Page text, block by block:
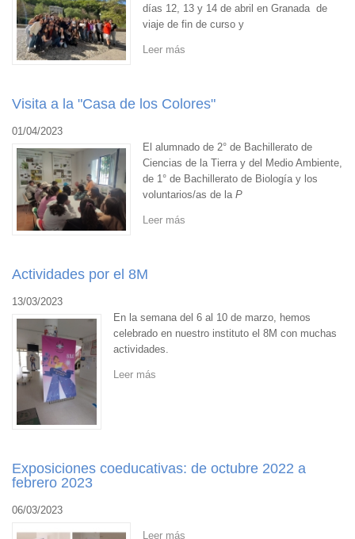
días 12, 13 y 14 de abril en Granada de
viaje de fin de curso y
Leer más
Visita a la "Casa de los Colores"
01/04/2023
El alumnado de 2° de Bachillerato de
Ciencias de la Tierra y del Medio Ambiente,
de 1° de Bachillerato de Biología y los
voluntarios/as de la P
Leer más
Actividades por el 8M
13/03/2023
En la semana del 6 al 10 de marzo, hemos
celebrado en nuestro instituto el 8M con muchas
actividades.
Leer más
Exposiciones coeducativas: de octubre 2022 a
febrero 2023
06/03/2023
Leer más